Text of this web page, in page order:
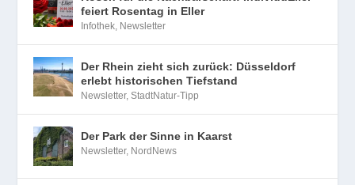
feiert Rosentag in Eller
Infothek, Newsletter
Der Rhein zieht sich zurück: Düsseldorf
erlebt historischen Tiefstand
Newsletter,StadtNatur-Tipp
Der Park der Sinne in Kaarst
Newsletter, NordNews